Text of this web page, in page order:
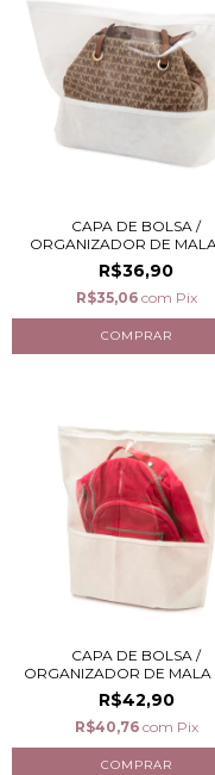
CAPA DE BOLSA /
ORGANIZADOR DE
R$36,90
R$35,06 com Pix
CAPA DE BOLSA /
ORGANIZADOR DE MALA
R$42,90
R$40,76 com Pix